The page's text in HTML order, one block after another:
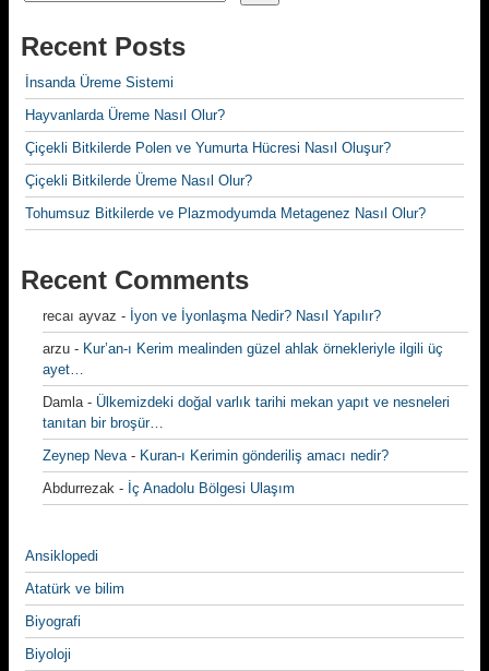
Recent Posts
İnsanda Üreme Sistemi
Hayvanlarda Üreme Nasıl Olur?
Çiçekli Bitkilerde Polen ve Yumurta Hücresi Nasıl Oluşur?
Çiçekli Bitkilerde Üreme Nasıl Olur?
Tohumsuz Bitkilerde ve Plazmodyumda Metagenez Nasıl Olur?
Recent Comments
recaı ayvaz - İyon ve İyonlaşma Nedir? Nasıl Yapılır?
arzu - Kur’an-ı Kerim mealinden güzel ahlak örnekleriyle ilgili üç
ayet…
Damla- Ülkemizdeki doğal varlık tarihi mekan yapıt ve nesneleri
tanıtan bir broşür…
Zeynep Neva- Kuran-ı Kerimin gönderiliş amacı nedir?
Abdurrezak - İç Anadolu Bölgesi Ulaşım
Ansiklopedi
Atatürk ve bilim
Biyografi
Biyoloji